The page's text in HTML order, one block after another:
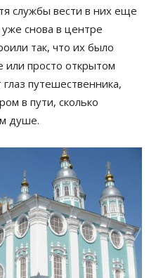
службы вести в них еще
снова в центре
так, что их было
или просто открытом
путешественника,
в пути, сколько
душе.